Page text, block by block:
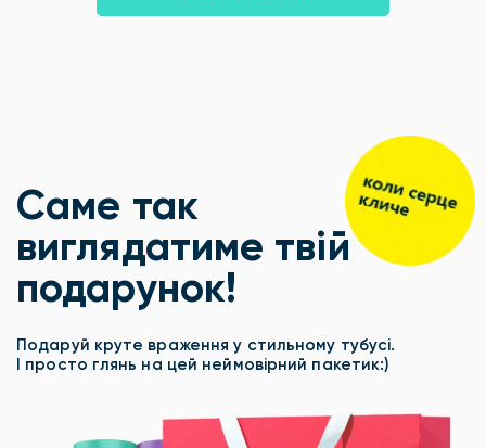
Саме так
виглядатиме твій
подарунок!
Подаруй круте враження у стильному тубусі.
І просто глянь на цей неймовірний пакетик:)